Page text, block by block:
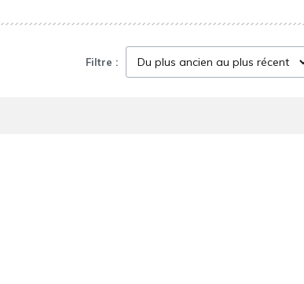
Filtre :